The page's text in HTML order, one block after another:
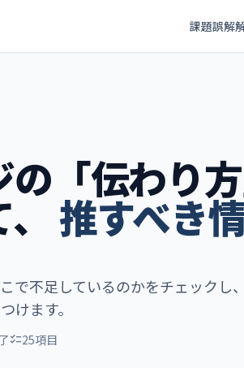
課題誤解
「伝わり
推すべき
で不足しているのかをチェックし、
けます。
checklist25項目